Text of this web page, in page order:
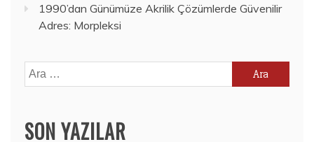
1990’dan Günümüze Akrilik Çözümlerde Güvenilir
Adres: Morpleksi
Arama:
SON YAZILAR